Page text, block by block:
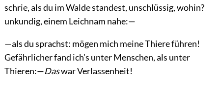
schrie, als du im Walde standest, unschlüssig, wohin?
unkundig, einem Leichnam nahe:—
—als du sprachst: mögen mich meine Thiere führen!
Gefährlicher fand ich’s unter Menschen, als unter
Thieren:—Daswar Verlassenheit!